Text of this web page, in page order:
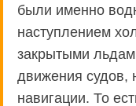
были именно
наступлением
закрытыми
движения судов,
навигации. То